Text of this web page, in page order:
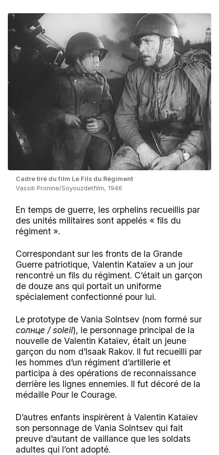
Сadre tiré du film Le Fils du Régiment
Vassili Pronine/Soyouzdetfilm, 1946
En temps de guerre, les orphelins recueillis par
des unités militaires sont appelés « fils du
régiment ».
Correspondant sur les fronts de la Grande
Guerre patriotique, Valentin Kataïev a un jour
rencontré un fils du régiment. C’était un garçon
de douze ans qui portait un uniforme
spécialement confectionné pour lui.
Le prototype de Vania Solntsev (nom formé sur
cолнце / soleil), le personnage principal de la
nouvelle de Valentin Kataïev, était un jeune
garçon du nom d’Isaak Rakov. Il fut recueilli par
les hommes d’un régiment d’artillerie et
participa à des opérations de reconnaissance
derrière les lignes ennemies. Il fut décoré de la
médaille Pour le Courage.
D’autres enfants inspirèrent à Valentin Kataïev
son personnage de Vania Solntsev qui fait
preuve d’autant de vaillance que les soldats
adultes qui l’ont adopté.